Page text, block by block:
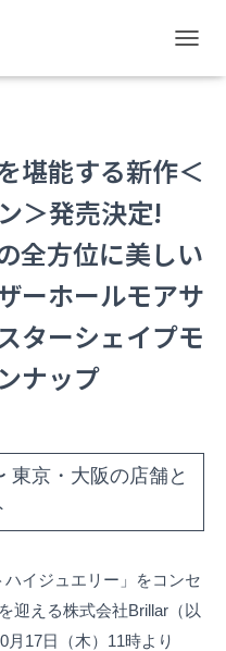
O
N
G
A
T
I
O
堪能する新作＜
＞発売決定!
全方位に美しい
ーホールモアサ
ターシェイプモ
ナップ
東京・大阪の店舗と
ハイジュエリー」をコンセ
迎える株式会社Brillar（以
月17日（木）11時より